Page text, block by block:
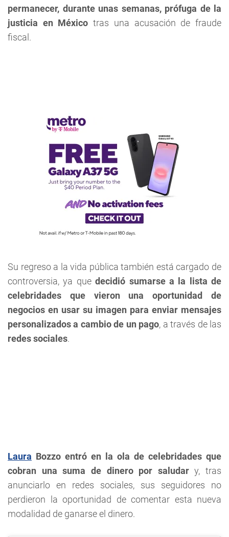
permanecer, durante unas semanas, prófuga de la
justicia en México tras una acusación de fraude
fiscal.
Su regreso a la vida pública también está cargado de
controversia, ya quedecidió sumarse a la lista de
celebridades que vieron una oportunidad de
negocios en usar su imagen para enviar mensajes
personalizados a cambio de un pago, a través de las
redes sociales.
Laura Bozzo entró en la ola de celebridades que
cobran una suma de dinero por saludary, tras
anunciarlo en redes sociales, sus seguidores no
perdieron la oportunidad de comentar esta nueva
modalidad de ganarse el dinero.